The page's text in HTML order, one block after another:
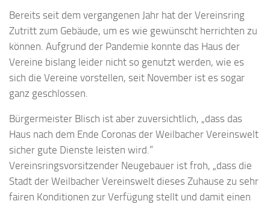
Bereits seit dem vergangenen Jahr hat der Vereinsring
Zutritt zum Gebäude, um es wie gewünscht herrichten zu
können. Aufgrund der Pandemie konnte das Haus der
Vereine bislang leider nicht so genutzt werden, wie es
sich die Vereine vorstellen, seit November ist es sogar
ganz geschlossen.
Bürgermeister Blisch ist aber zuversichtlich, „dass das
Haus nach dem Ende Coronas der Weilbacher Vereinswelt
sicher gute Dienste leisten wird.“
Vereinsringsvorsitzender Neugebauer ist froh, „dass die
Stadt der Weilbacher Vereinswelt dieses Zuhause zu sehr
fairen Konditionen zur Verfügung stellt und damit einen